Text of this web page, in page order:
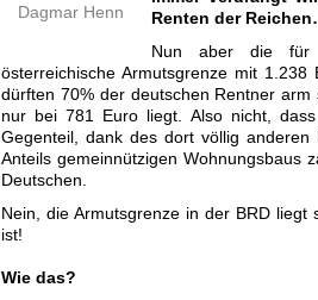
Dagmar Henn
Renten der
Nun aber die für
österreichische Armutsgrenze mit
dürften 70% der deutschen Rentner
nur bei 781 Euro liegt. Also nicht,
Gegenteil, dank des dort völlig
Anteils gemeinnützigen Wohnungsbaus
Deutschen.
Nein, die Armutsgrenze in der BRD
ist!
Wie das?